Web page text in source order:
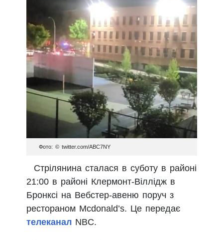
Фото: © twitter.com/ABC7NY
Стрілянина сталася в суботу в районі
21:00 в районі Клермонт-Віллідж в
Бронксі на Вебстер-авеню поруч з
рестораном Mcdonald’s. Це передає
телеканал NBC.